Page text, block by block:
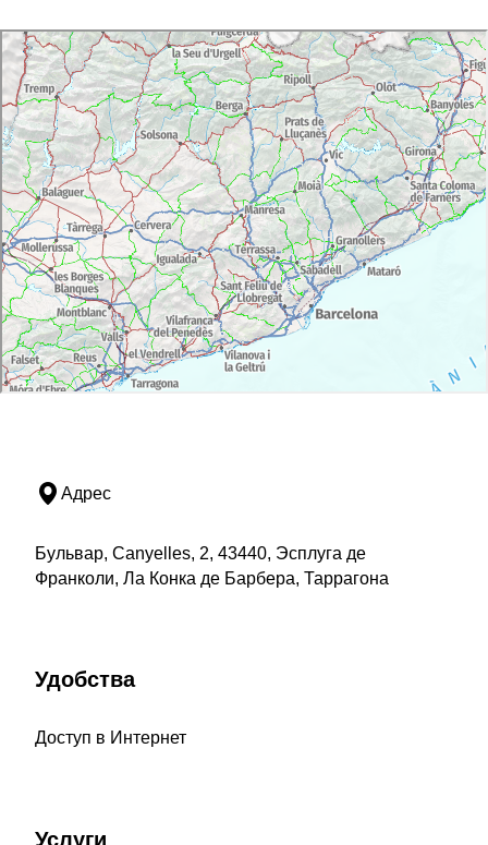
Адрес
Бульвар, Canyelles, 2, 43440, Эсплуга де
Франколи, Ла Конка де Барбера, Таррагона
Удобства
Доступ в Интернет
Услуги